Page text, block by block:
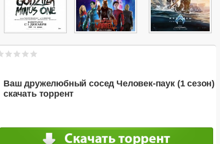
Ваш дружелюбный сосед Человек-паук (1 сезон)
скачать торрент